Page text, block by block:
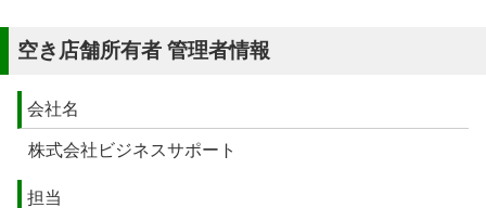
空き店舗所有者 管理者情報
会社名
株式会社ビジネスサポート
担当